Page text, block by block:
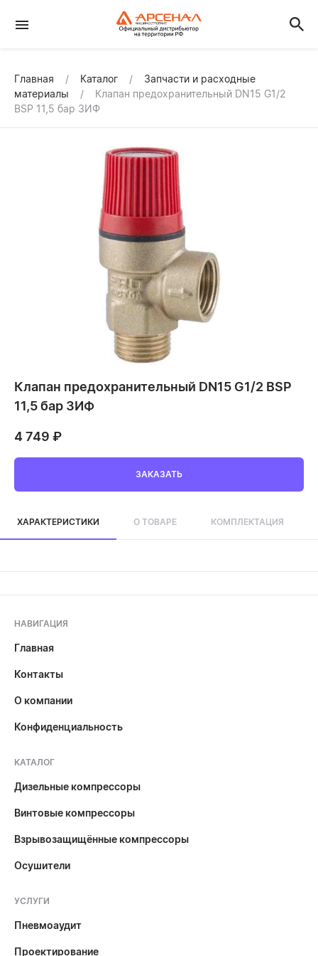
Главная Каталог
Запчасти и расходные
материалы
Клапан предохранительный DN15 G1/2
BSP 11,5 бар ЗИФ
Клапан предохранительный DN15 G1/2 BSP
11,5 бар ЗИФ
4 749 ₽
ЗАКАЗАТЬ
ХАРАКТЕРИСТИКИ О ТОВАРЕ КОМПЛЕКТАЦИЯ
НАВИГАЦИЯ
Главная
Контакты
О компании
Конфиденциальность
КАТАЛОГ
Дизельные компрессоры
Винтовые компрессоры
Взрывозащищённые компрессоры
Осушители
УСЛУГИ
Пневмоаудит
Проектирование